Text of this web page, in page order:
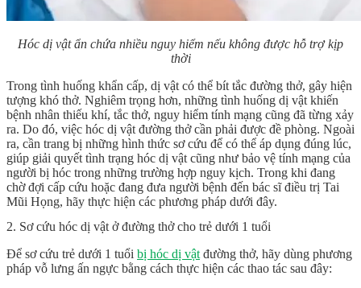
Hóc dị vật ẩn chứa nhiều nguy hiểm nếu không được hỗ trợ kịp
thời
Trong tình huống khẩn cấp, dị vật có thể bít tắc đường thở, gây hiện
tượng khó thở. Nghiêm trọng hơn, những tình huống dị vật khiến
bệnh nhân thiếu khí, tắc thở, nguy hiểm tính mạng cũng đã từng xảy
ra. Do đó, việc hóc dị vật đường thở cần phải được đề phòng. Ngoài
ra, cần trang bị những hình thức sơ cứu để có thể áp dụng đúng lúc,
giúp giải quyết tình trạng hóc dị vật cũng như bảo vệ tính mạng của
người bị hóc trong những trường hợp nguy kịch. Trong khi đang
chờ đợi cấp cứu hoặc đang đưa người bệnh đến bác sĩ điều trị Tai
Mũi Họng, hãy thực hiện các phương pháp dưới đây.
2. Sơ cứu hóc dị vật ở đường thở cho trẻ dưới 1 tuổi
Để sơ cứu trẻ dưới 1 tuổi bị hóc dị vậtđường thở, hãy dùng phương
pháp vỗ lưng ấn ngực bằng cách thực hiện các thao tác sau đây: